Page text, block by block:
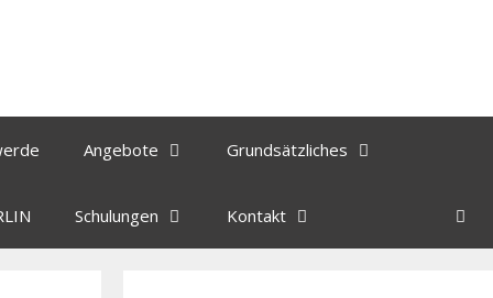
Angebote Grundsätzliches
Schulungen Kontakt